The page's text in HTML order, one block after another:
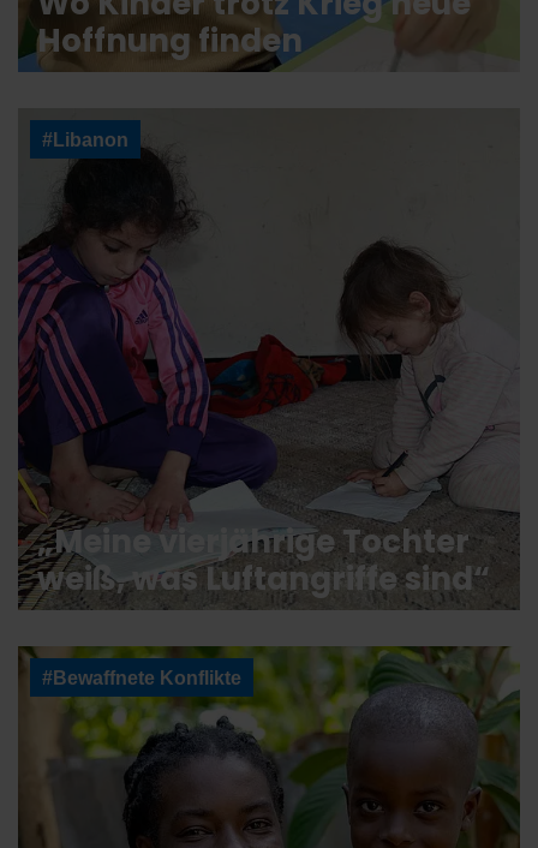
Hoffnung finden
#Libanon
„Meine vierjährige Tochter
weiß, was Luftangriffe sind“
#Bewaffnete Konflikte